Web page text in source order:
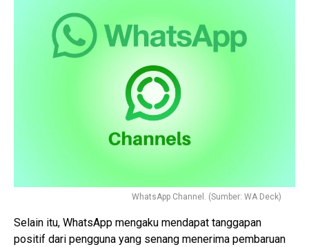
WhatsApp Channel. (Sumber: WA Deck)
Selain itu, WhatsApp mengaku mendapat tanggapan
positif dari pengguna yang senang menerima pembaruan